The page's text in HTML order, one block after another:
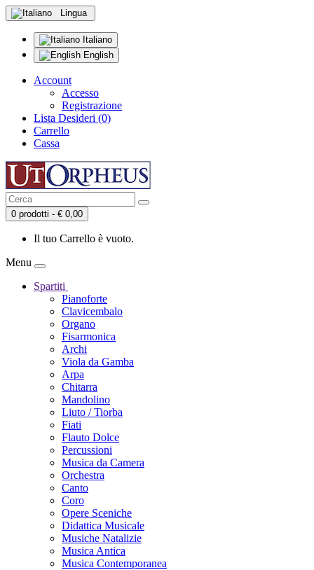
Lingua
Italiano
English
Account
Accesso
Registrazione
Lista Desideri (0)
Carrello
Cassa
0 prodotti - € 0,00
Il tuo Carrello è vuoto.
Menu
Spartiti
Pianoforte
Clavicembalo
Organo
Fisarmonica
Archi
Viola da Gamba
Arpa
Chitarra
Mandolino
Liuto / Tiorba
Fiati
Flauto Dolce
Percussioni
Musica da Camera
Orchestra
Canto
Coro
Opere Sceniche
Didattica Musicale
Musiche Natalizie
Musica Antica
Musica Contemporanea